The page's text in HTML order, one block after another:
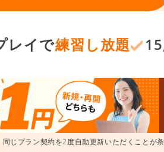
レイで練習し放題
じプラン契約を2度自動更新いただくことが